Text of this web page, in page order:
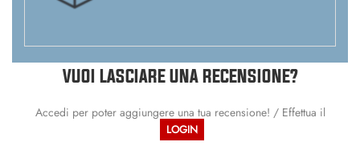
VUOI LASCIARE UNA RECENSIONE?
Accedi per poter aggiungere una tua recensione! / Effettua il
LOGIN